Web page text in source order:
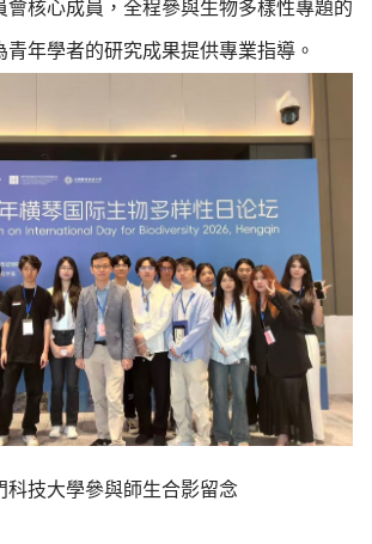
會核心成員，全程參與生物多樣性專題的
年學者的研究成果提供專業指導。
科技大學參與師生合影留念